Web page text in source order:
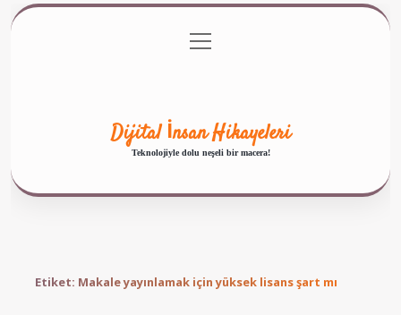
Gizlilik Politikası
menüyü
aç
Dijital İnsan Hikayeleri
Teknolojiyle dolu neşeli bir macera!
Etiket: Makale yayınlamak için yüksek lisans şart mı